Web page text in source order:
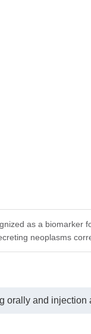
as a biomarker
neoplasms
orally and